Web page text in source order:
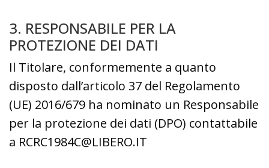
3. RESPONSABILE PER LA
PROTEZIONE DEI DATI
Il Titolare, conformemente a quanto
disposto dall’articolo 37 del Regolamento
(UE) 2016/679 ha nominato un Responsabile
per la protezione dei dati (DPO) contattabile
a RCRC1984C@LIBERO.IT